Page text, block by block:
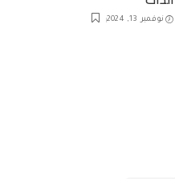
نوفمبر 13, 2024